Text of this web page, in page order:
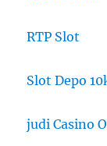
RTP Slot
Slot Depo
judi Casino